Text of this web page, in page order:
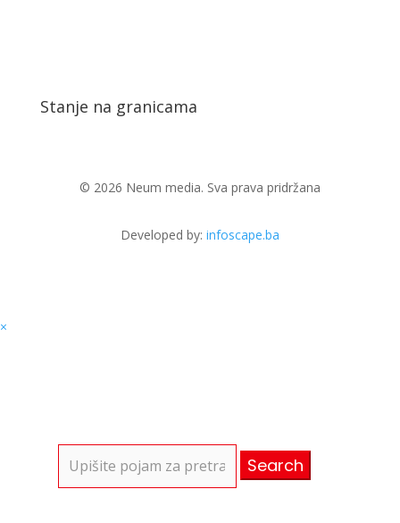
Stanje na granicama
© 2026 Neum media. Sva prava pridržana
Developed by: infoscape.ba
×
for: